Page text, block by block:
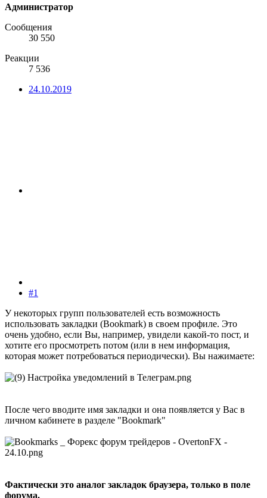
Администратор
Сообщения
30 550
Реакции
7 536
24.10.2019
#1
У некоторых групп пользователей есть возможность
использовать закладки (Bookmark) в своем профиле. Это
очень удобно, если Вы, например, увидели какой-то пост, и
хотите его просмотреть потом (или в нем информация,
которая может потребоваться периодически). Вы нажимаете:
После чего вводите имя закладки и она появляется у Вас в
личном кабинете в разделе "Bookmark"
Фактически это аналог закладок браузера, только в поле
форума.